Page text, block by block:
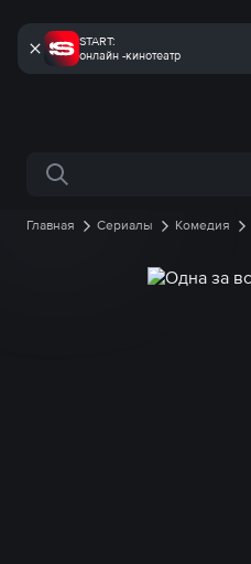
START:
онлайн -кинотеатр
Поиск по сайту
Главная Сериалы Комедия